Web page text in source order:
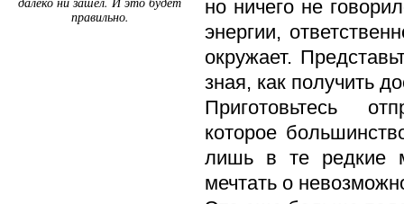
правильно.
но ничего не
энергии,
окружает.
зная, как получить
Приготовьтесь
которое
лишь в те редкие
мечтать о